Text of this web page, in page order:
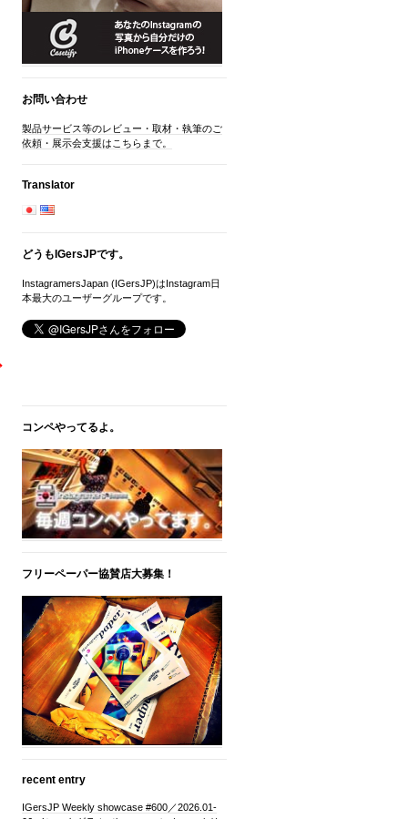
お問い合わせ
製品サービス等のレビュー・取材・執筆のご
依頼・展示会支援はこちらまで。
Translator
どうもIGersJPです。
InstagramersJapan (IGersJP)はInstagram日
本最大のユーザーグループです。
コンペやってるよ。
フリーペーパー協賛店大募集！
recent entry
IGersJP Weekly showcase #600／2026.01-